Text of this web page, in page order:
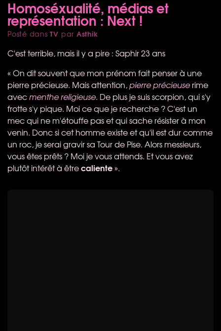
Homoséxualité, médias et
représentation : Next !
Posté dansTV par Asthik
C'est terrible, mais il y a pire : Saphir 23 ans
« On dit souvent que mon prénom fait penser à une
pierre précieuse. Mais attention,pierre précieuserime
avecmenthe religieuse. De plus je suis scorpion, qui s'y
frotte s'y pique. Moi ce que je recherche ? C'est un
mec qui ne m'étouffe pas et qui sache résister à mon
venin. Donc si cet homme existe et qu'il est dur comme
un roc, je serai gravir sa Tour de Pise. Alors messieurs,
vous êtes prêts ? Moi je vous attends. Et vous avez
plutôt intérêt à êtrecaliente».